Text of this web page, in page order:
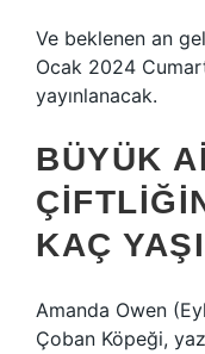
Ve beklenen an
Ocak 2024
yayınlanacak.
BÜYÜK
KAÇ
Amanda Owen
Çoban Köpeği,